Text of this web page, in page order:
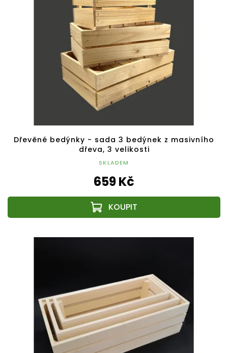
Dřevěné bedýnky - sada 3 bedýnek z masivního
dřeva, 3 velikosti
SKLADEM
659 Kč